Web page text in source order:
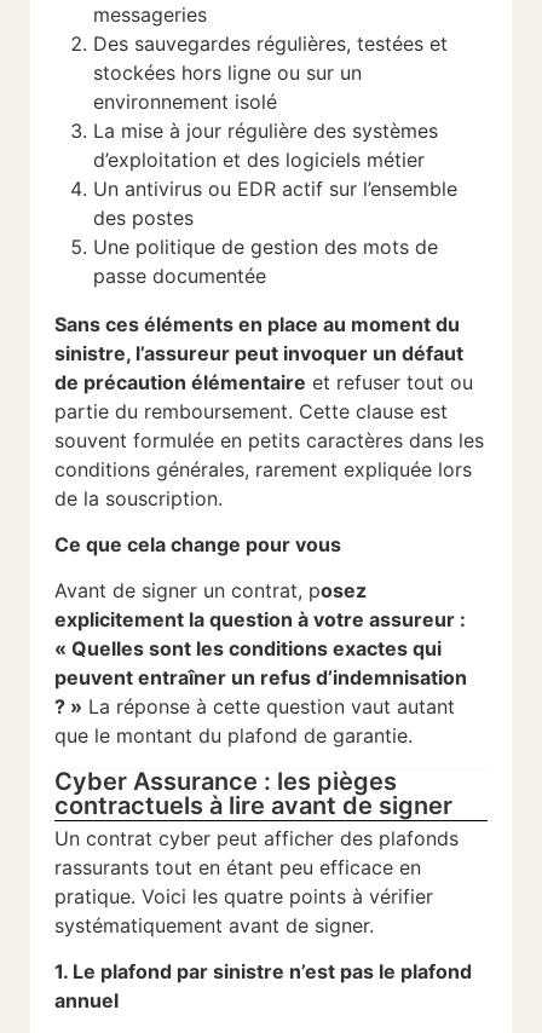
messageries
Des sauvegardes régulières, testées et
stockées hors ligne ou sur un
environnement isolé
La mise à jour régulière des systèmes
d’exploitation et des logiciels métier
Un antivirus ou EDR actif sur l’ensemble
des postes
Une politique de gestion des mots de
passe documentée
Sans ces éléments en place au moment du
sinistre, l’assureur peut invoquer un défaut
de précaution élémentaire et refuser tout ou
partie du remboursement. Cette clause est
souvent formulée en petits caractères dans les
conditions générales, rarement expliquée lors
de la souscription.
Ce que cela change pour vous
Avant de signer un contrat, posez
explicitement la question à votre assureur :
« Quelles sont les conditions exactes qui
peuvent entraîner un refus d’indemnisation
? » La réponse à cette question vaut autant
que le montant du plafond de garantie.
Cyber Assurance : les pièges
contractuels à lire avant de signer
Un contrat cyber peut afficher des plafonds
rassurants tout en étant peu efficace en
pratique. Voici les quatre points à vérifier
systématiquement avant de signer.
1. Le plafond par sinistre n’est pas le plafond
annuel